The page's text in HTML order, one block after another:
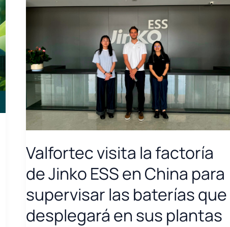
Valfortec visita la factoría
de Jinko ESS en China para
supervisar las baterías que
desplegará en sus plantas